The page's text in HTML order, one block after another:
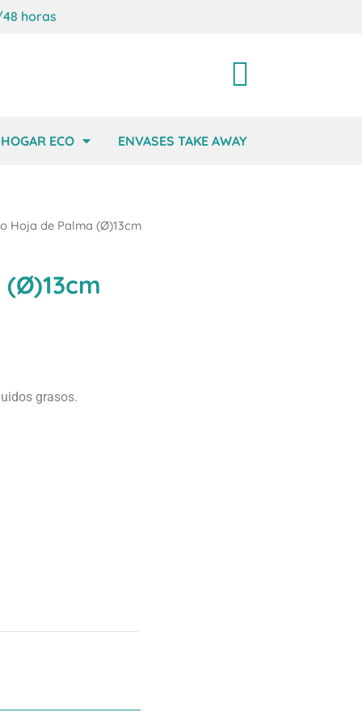
horas
Carrito
HOGAR ECO ENVASES TAKE AWAY
Hoja de Palma (Ø)13cm
grasos.